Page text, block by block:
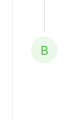
B